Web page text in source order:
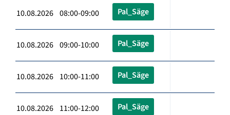
10.08.2026 08:00-09:00 Pal_Säge
10.08.2026 09:00-10:00 Pal_Säge
10.08.2026 10:00-11:00 Pal_Säge
10.08.2026 11:00-12:00 Pal_Säge